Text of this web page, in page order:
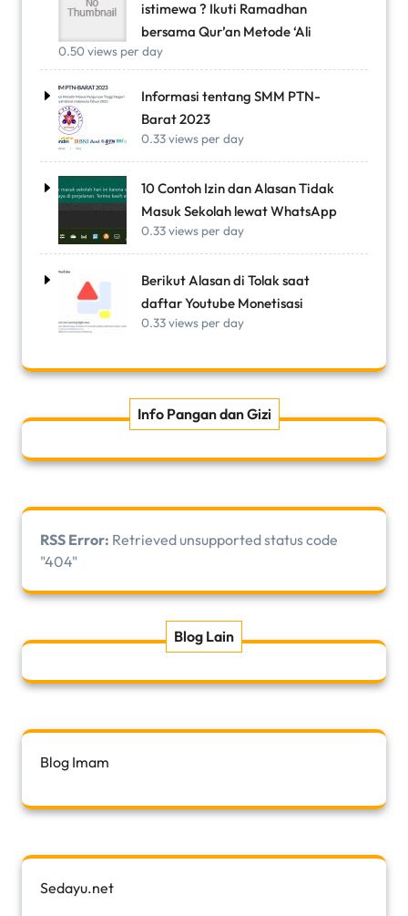
istimewa ? Ikuti Ramadhan
bersama Qur’an Metode ‘Ali
0.50 views per day
Informasi tentang SMM PTN-
Barat 2023
0.33 views per day
10 Contoh Izin dan Alasan Tidak
Masuk Sekolah lewat WhatsApp
0.33 views per day
Berikut Alasan di Tolak saat
daftar Youtube Monetisasi
0.33 views per day
Info Pangan dan Gizi
RSS Error: Retrieved unsupported status code
"404"
Blog Lain
Blog Imam
Sedayu.net